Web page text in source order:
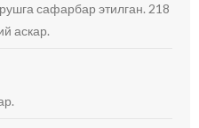
сафарбар этилган. 218
аскар.